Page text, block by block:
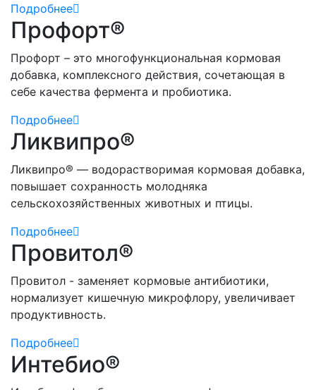
Подробнее
Профорт®
Профорт – это многофункциональная кормовая
добавка, комплексного действия, сочетающая в
себе качества фермента и пробиотика.
Подробнее
Ликвипро®
Ликвипро® — водорастворимая кормовая добавка,
повышает сохранность молодняка
сельскохозяйственных животных и птицы.
Подробнее
Провитол®
Провитол - заменяет кормовые антибиотики,
нормализует кишечную микрофлору, увеличивает
продуктивность.
Подробнее
Интебио®